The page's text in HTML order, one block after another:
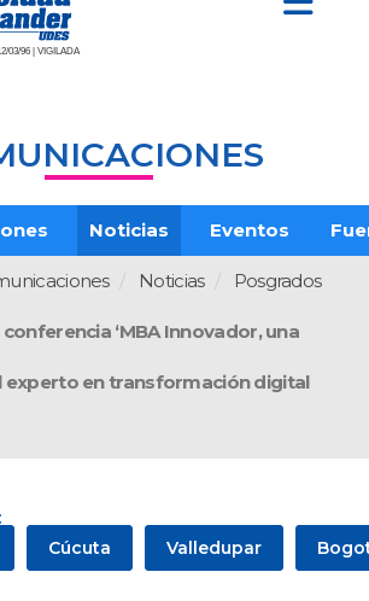
03/96 | VIGILADA
Noticias Eventos
Noticias Posgrados
‘MBA Innovador, una
experto en transformación digital
Cúcuta Valledupar